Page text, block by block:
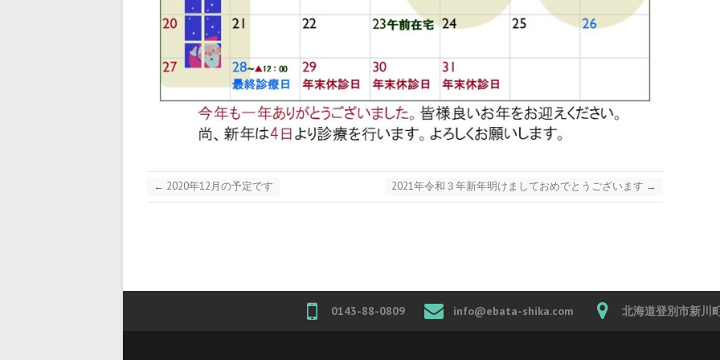
← 2020年12月の予定です 2021年令和３年新年明けましておめでとうございます →
0143-88-0809 info@ebata-shika.com 北海道登別市新川